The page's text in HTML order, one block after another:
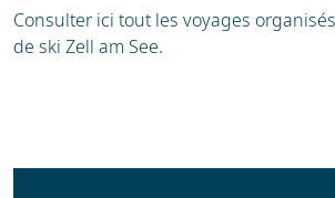
Consulter ici tout les voyages
de ski Zell am See.